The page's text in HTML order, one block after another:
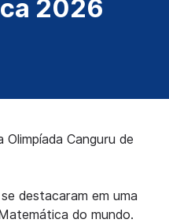
2026
Canguru de
destacaram em uma
do mundo.